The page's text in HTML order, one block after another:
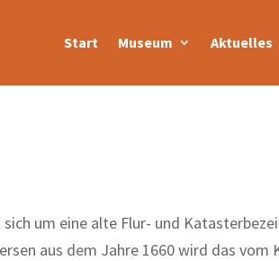
Start Museum Aktuelles
um eine alte Flur- und
aus dem Jahre 1660 wird das